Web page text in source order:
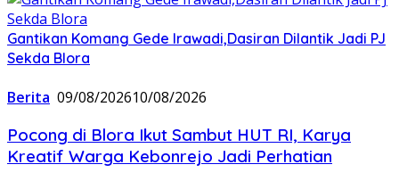
Gantikan Komang Gede Irawadi,Dasiran Dilantik Jadi PJ
Sekda Blora
Berita 09/08/202610/08/2026
‎Pocong di Blora Ikut Sambut HUT RI, Karya
Kreatif Warga Kebonrejo Jadi Perhatian